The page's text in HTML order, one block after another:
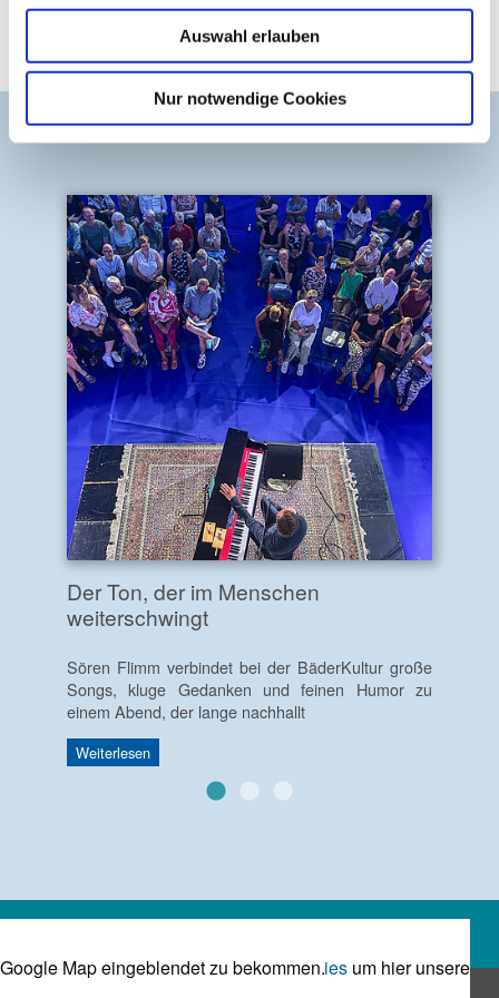
Auswahl erlauben
Nur notwendige Cookies
zum Download
Der Ton, der im Menschen
weiterschwingt
Sören Flimm verbindet bei der BäderKultur große
Songs, kluge Gedanken und feinen Humor zu
einem Abend, der lange nachhallt
Weiterlesen
BitteAkzeptieren Sie die Marketing Cookies
um hier unsere Google Map eingeblendet zu bekommen.